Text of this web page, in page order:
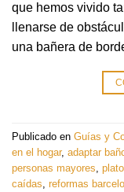
que hemos vivido
llenarse de
una bañera de
Publicado en Guías y
en el hogar, adaptar
personas mayores
caídas reformas